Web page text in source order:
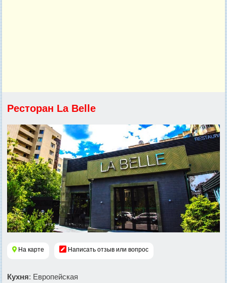
Ресторан La Belle
На карте Написать отзыв или вопрос
Кухня: Европейская